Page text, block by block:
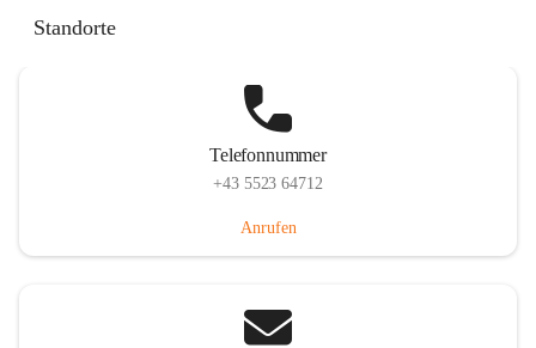
Standorte
Telefonnummer
+43 5523 64712
Anrufen